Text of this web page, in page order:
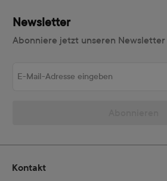
Newsletter
Abonniere jetzt unseren Newsletter
Kontakt